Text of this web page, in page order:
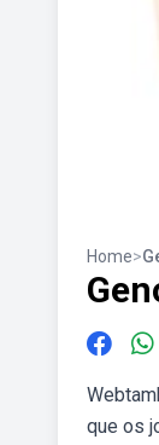
Home>
que os